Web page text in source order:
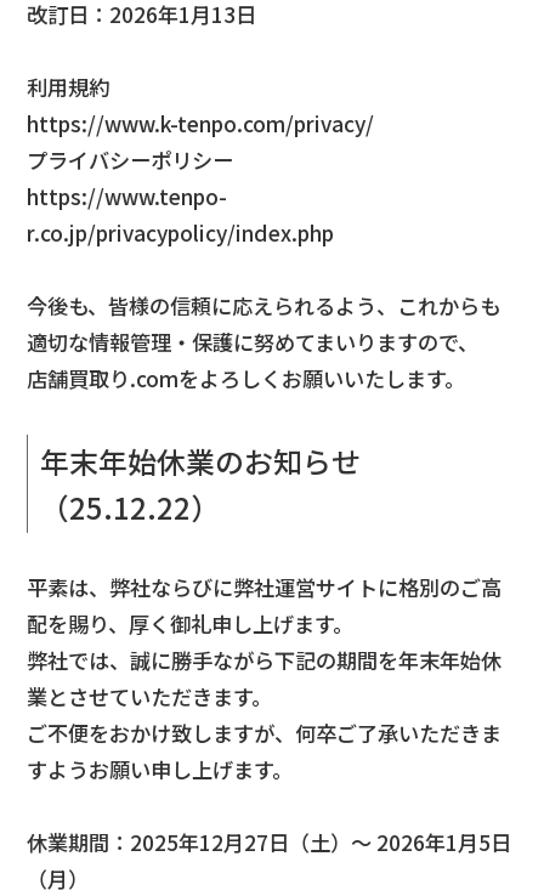
改訂日：2026年1月13日
利用規約
https://www.k-tenpo.com/privacy/
プライバシーポリシー
https://www.tenpo-
r.co.jp/privacypolicy/index.php
今後も、皆様の信頼に応えられるよう、これからも
適切な情報管理・保護に努めてまいりますので、
店舗買取り.comをよろしくお願いいたします。
年末年始休業のお知らせ
（25.12.22）
平素は、弊社ならびに弊社運営サイトに格別のご高
配を賜り、厚く御礼申し上げます。
弊社では、誠に勝手ながら下記の期間を年末年始休
業とさせていただきます。
ご不便をおかけ致しますが、何卒ご了承いただきま
すようお願い申し上げます。
休業期間：2025年12月27日（土）～ 2026年1月5日
（月）